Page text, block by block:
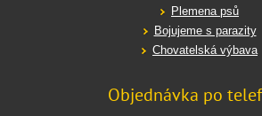
Plemena psů
Bojujeme s parazity
Chovatelská výbava
Objednávka po